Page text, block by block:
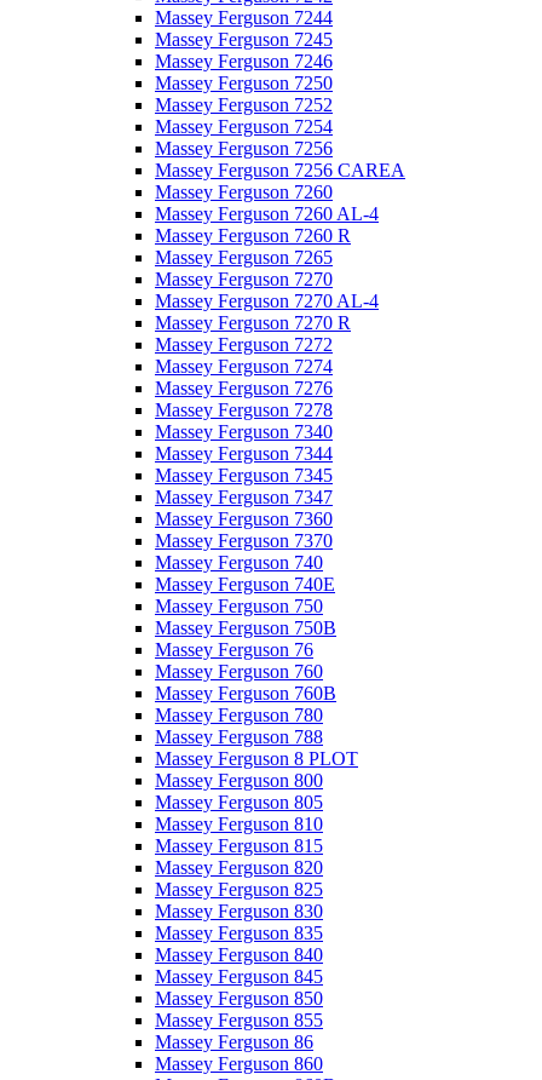
Massey Ferguson 7244
Massey Ferguson 7245
Massey Ferguson 7246
Massey Ferguson 7250
Massey Ferguson 7252
Massey Ferguson 7254
Massey Ferguson 7256
Massey Ferguson 7256 CAREA
Massey Ferguson 7260
Massey Ferguson 7260 AL-4
Massey Ferguson 7260 R
Massey Ferguson 7265
Massey Ferguson 7270
Massey Ferguson 7270 AL-4
Massey Ferguson 7270 R
Massey Ferguson 7272
Massey Ferguson 7274
Massey Ferguson 7276
Massey Ferguson 7278
Massey Ferguson 7340
Massey Ferguson 7344
Massey Ferguson 7345
Massey Ferguson 7347
Massey Ferguson 7360
Massey Ferguson 7370
Massey Ferguson 740
Massey Ferguson 740E
Massey Ferguson 750
Massey Ferguson 750B
Massey Ferguson 76
Massey Ferguson 760
Massey Ferguson 760B
Massey Ferguson 780
Massey Ferguson 788
Massey Ferguson 8 PLOT
Massey Ferguson 800
Massey Ferguson 805
Massey Ferguson 810
Massey Ferguson 815
Massey Ferguson 820
Massey Ferguson 825
Massey Ferguson 830
Massey Ferguson 835
Massey Ferguson 840
Massey Ferguson 845
Massey Ferguson 850
Massey Ferguson 855
Massey Ferguson 86
Massey Ferguson 860